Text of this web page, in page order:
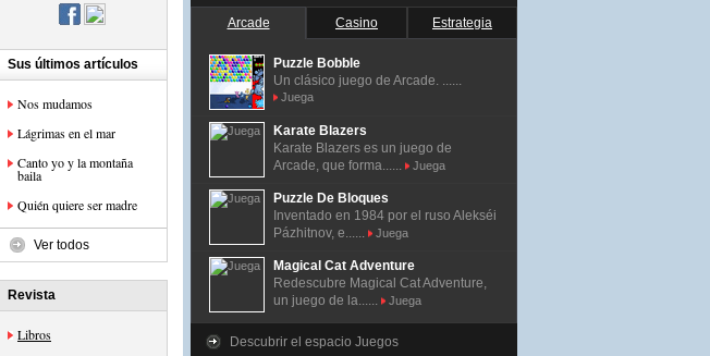
Sus últimos artículos
Nos mudamos
Lágrimas en el mar
Canto yo y la montaña
baila
Quién quiere ser madre
Ver todos
Revista
Libros
Arcade Casino Estrategia
Puzzle Bobble
Un clásico juego de Arcade. ......
Juega
Karate Blazers
Karate Blazers es un juego de
Arcade, que forma......
Juega
Puzzle De Bloques
Inventado en 1984 por el ruso Alekséi
Pázhitnov, e......
Juega
Magical Cat Adventure
Redescubre Magical Cat Adventure,
un juego de la......
Juega
Descubrir el espacio Juegos